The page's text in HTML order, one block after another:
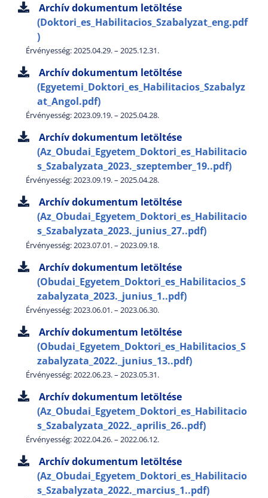
Archív dokumentum letöltése
(Doktori_es_Habilitacios_Szabalyzat_eng.pdf
)
Érvényesség: 2025.04.29. – 2025.12.31.
Archív dokumentum letöltése
(Egyetemi_Doktori_es_Habilitacios_Szabalyz
at_Angol.pdf)
Érvényesség: 2023.09.19. – 2025.04.28.
Archív dokumentum letöltése
(Az_Obudai_Egyetem_Doktori_es_Habilitacio
s_Szabalyzata_2023._szeptember_19..pdf)
Érvényesség: 2023.09.19. – 2025.04.28.
Archív dokumentum letöltése
(Az_Obudai_Egyetem_Doktori_es_Habilitacio
s_Szabalyzata_2023._junius_27..pdf)
Érvényesség: 2023.07.01. – 2023.09.18.
Archív dokumentum letöltése
(Obudai_Egyetem_Doktori_es_Habilitacios_S
zabalyzata_2023._junius_1..pdf)
Érvényesség: 2023.06.01. – 2023.06.30.
Archív dokumentum letöltése
(Obudai_Egyetem_Doktori_es_Habilitacios_S
zabalyzata_2022._junius_13..pdf)
Érvényesség: 2022.06.23. – 2023.05.31.
Archív dokumentum letöltése
(Az_Obudai_Egyetem_Doktori_es_Habilitacio
s_Szabalyzata_2022._aprilis_26..pdf)
Érvényesség: 2022.04.26. – 2022.06.12.
Archív dokumentum letöltése
(Az_Obudai_Egyetem_Doktori_es_Habilitacio
s_Szabalyzata_2022._marcius_1..pdf)